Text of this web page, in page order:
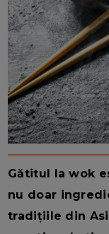
Gătitul la wok
nu doar
tradițiile din